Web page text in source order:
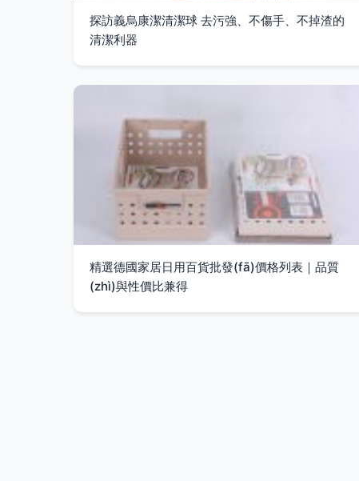
探訪義烏康潔清潔球 去污強、不傷手、不掉渣的
清潔利器
精選德國家居日用百貨批發(fā)價格列表｜品質
(zhì)與性價比兼得